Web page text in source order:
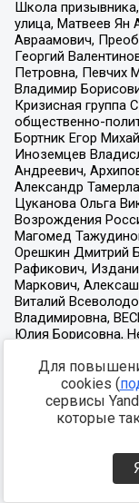
Для
cookies (
сервисы
которые